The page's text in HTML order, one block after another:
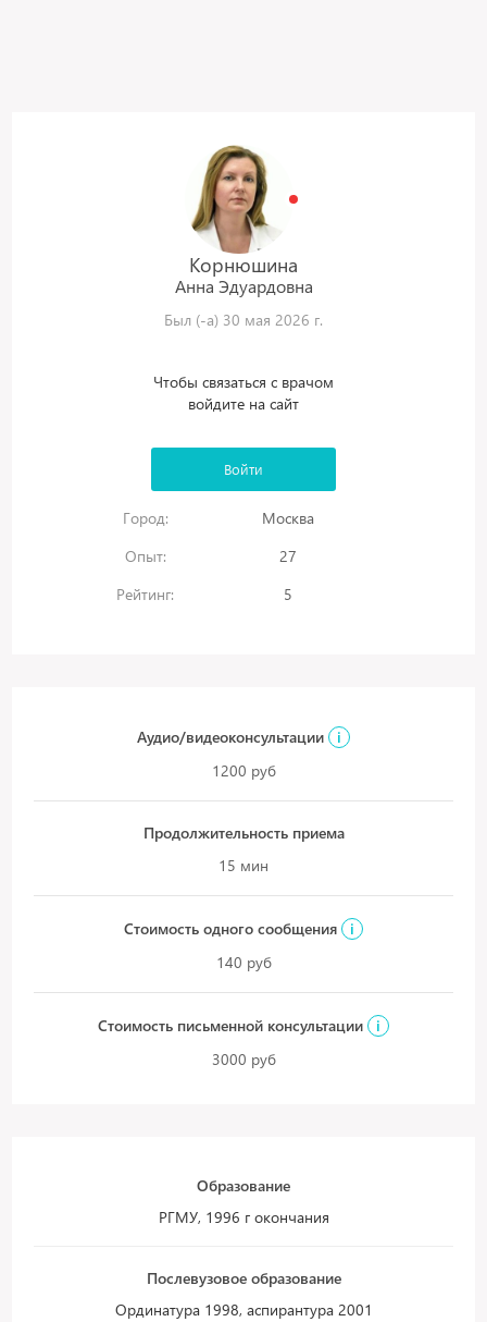
Корнюшина
Анна Эдуардовна
Был (-а) 30 мая 2026 г.
Чтобы связаться с врачом
войдите на сайт
Войти
Город:
Москва
Опыт:
27
Рейтинг:
5
Аудио/видеоконсультации
i
1200 руб
Продолжительность приема
15 мин
Стоимость одного сообщения
i
140 руб
Стоимость письменной консультации
i
3000 руб
Образование
РГМУ, 1996 г окончания
Послевузовое образование
Ординатура 1998, аспирантура 2001